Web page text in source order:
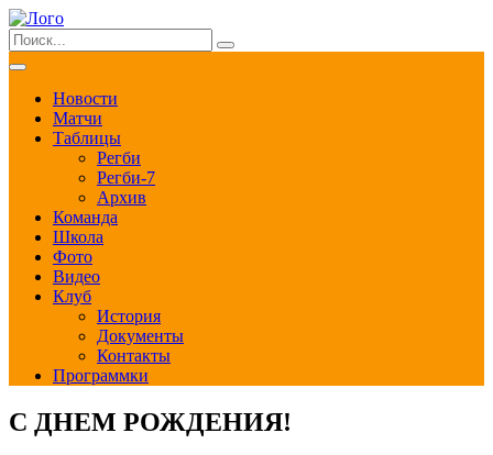
Новости
Матчи
Таблицы
Регби
Регби-7
Архив
Команда
Школа
Фото
Видео
Клуб
История
Документы
Контакты
Программки
С ДНЕМ РОЖДЕНИЯ!